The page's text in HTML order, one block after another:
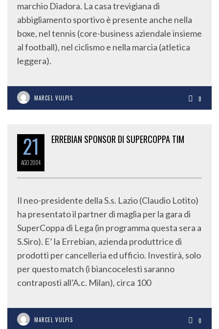
marchio Diadora. La casa trevigiana di
abbigliamento sportivo è presente anche nella
boxe, nel tennis (core-business aziendale insieme
al football), nel ciclismo e nella marcia (atletica
leggera).
MARCEL VULPIS 0
21
AGO2004
ERREBIAN SPONSOR DI SUPERCOPPA TIM
Il neo-presidente della S.s. Lazio (Claudio Lotito)
ha presentato il partner di maglia per la gara di
SuperCoppa di Lega (in programma questa sera a
S.Siro). E’ la Errebian, azienda produttrice di
prodotti per cancelleria ed ufficio. Investirà, solo
per questo match (i biancocelesti saranno
contraposti all’A.c. Milan), circa 100
MARCEL VULPIS 0